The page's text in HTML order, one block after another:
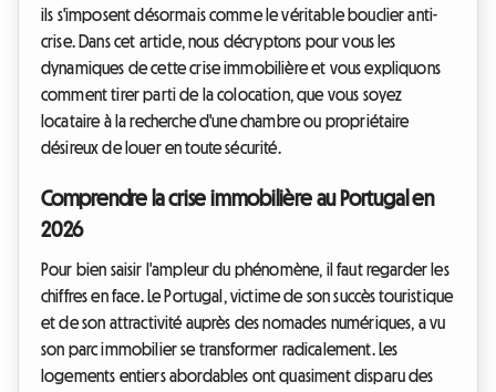
ils s'imposent désormais comme le véritable bouclier anti-
crise. Dans cet article, nous décryptons pour vous les
dynamiques de cette crise immobilière et vous expliquons
comment tirer parti de la colocation, que vous soyez
locataire à la recherche d'une chambre ou propriétaire
désireux de louer en toute sécurité.
Comprendre la crise immobilière au Portugal en
2026
Pour bien saisir l'ampleur du phénomène, il faut regarder les
chiffres en face. Le Portugal, victime de son succès touristique
et de son attractivité auprès des nomades numériques, a vu
son parc immobilier se transformer radicalement. Les
logements entiers abordables ont quasiment disparu des